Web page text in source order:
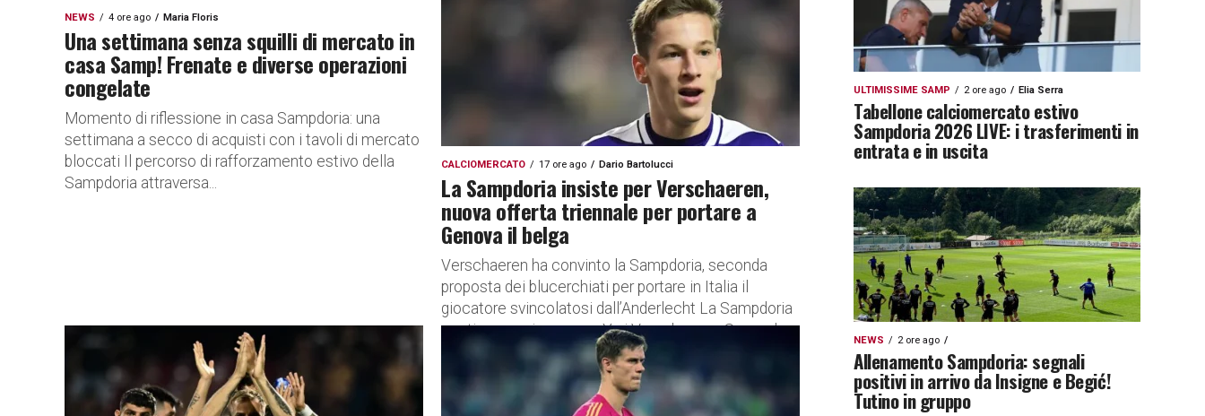
LEGENDA – D...
NEWS 4 ore ago Maria Floris
Una settimana senza squilli di mercato in
casa Samp! Frenate e diverse operazioni
congelate
Momento di riflessione in casa Sampdoria: una
settimana a secco di acquisti con i tavoli di mercato
bloccati Il percorso di rafforzamento estivo della
Sampdoria attraversa...
CALCIOMERCATO 17 ore ago Dario Bartolucci
La Sampdoria insiste per Verschaeren,
nuova offerta triennale per portare a
Genova il belga
Verschaeren ha convinto la Sampdoria, seconda
proposta dei blucerchiati per portare in Italia il
giocatore svincolatosi dall’Anderlecht La Sampdoria
continua a spingere per Yari Verschaeren. Secondo...
ULTIMISSIME SAMP 2 ore ago Elia Serra
Tabellone calciomercato estivo
Sampdoria 2026 LIVE: i trasferimenti in
entrata e in uscita
NEWS 2 ore ago
Allenamento Sampdoria: segnali
positivi in arrivo da Insigne e Begić!
Tutino in gruppo